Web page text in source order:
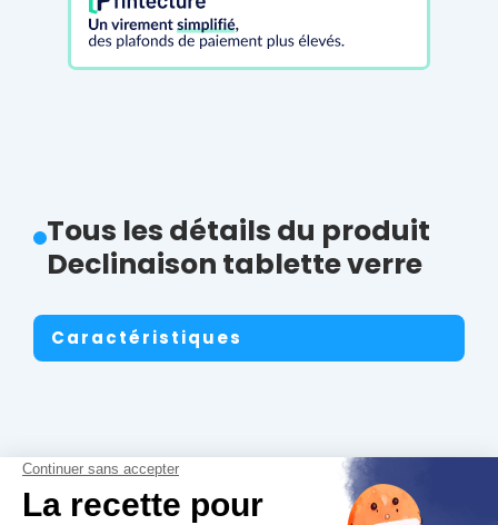
Tous les détails du produit
Declinaison tablette verre
Caractéristiques